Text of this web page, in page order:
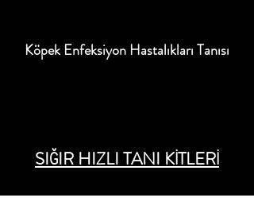
Köpek Enfeksiyon Hastalıkları Tanısı
SIĞIR HIZLI TANI KİTLERİ